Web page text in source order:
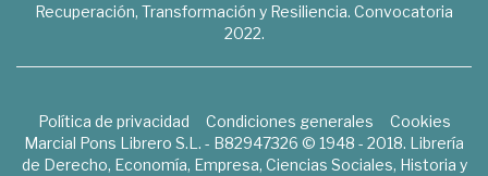
Recuperación, Transformación y Resiliencia. Convocatoria
2022.
Política de privacidad Condiciones generales
Cookies
Marcial Pons Librero S.L. - B82947326 © 1948 - 2018. Librería
de Derecho, Economía, Empresa, Ciencias Sociales, Historia y